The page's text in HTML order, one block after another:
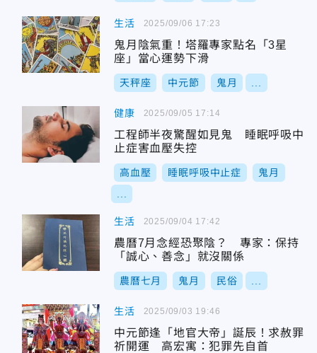
生活
鬼月陰氣重！塔羅專家點名「3星
座」當心運勢下滑
天秤座 中元節 鬼月
2025/09/06 17:23
健康
工程師半夜驚醒如見鬼 睡眠呼吸中
止症害血壓失控
高血壓 睡眠呼吸中止症 鬼月
2025/09/05 17:14
生活
農曆7月念經恐聚陰？ 專家：保持
「誠心、善念」就沒關係
農曆七月 鬼月 民俗
2025/09/04 17:42
生活
中元節逢「地官大帝」誕辰！求赦罪
祈開運 高宏寓：犯罪先自首
2025/09/03 19:46